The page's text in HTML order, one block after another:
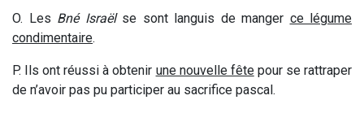
O. Les Bné Israëlse sont languis de manger ce légume
condimentaire.
P. Ils ont réussi à obtenir une nouvelle fêtepour se rattraper
de n’avoir pas pu participer au sacrifice pascal.